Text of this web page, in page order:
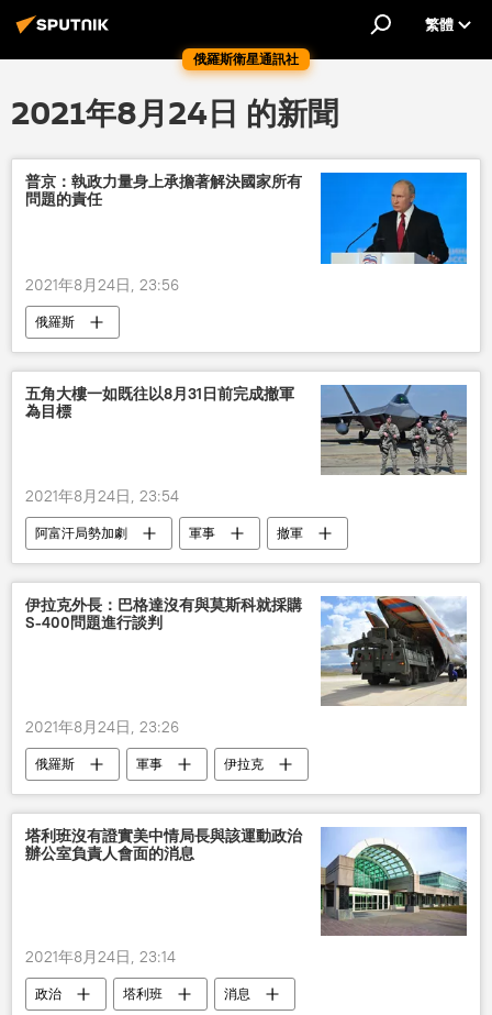
俄羅斯衛星通訊社
繁體
2021年8月24日 的新聞
普京：執政力量身上承擔著解決國家所有
問題的責任
2021年8月24日, 23:56
俄羅斯
五角大樓一如既往以8月31日前完成撤軍
為目標
2021年8月24日, 23:54
阿富汗局勢加劇 軍事
撤軍
目標
五角大樓
伊拉克外長：巴格達沒有與莫斯科就採購
S-400問題進行談判
2021年8月24日, 23:26
俄羅斯 軍事
伊拉克
S-400系統
塔利班沒有證實美中情局長與該運動政治
辦公室負責人會面的消息
2021年8月24日, 23:14
政治 塔利班
消息